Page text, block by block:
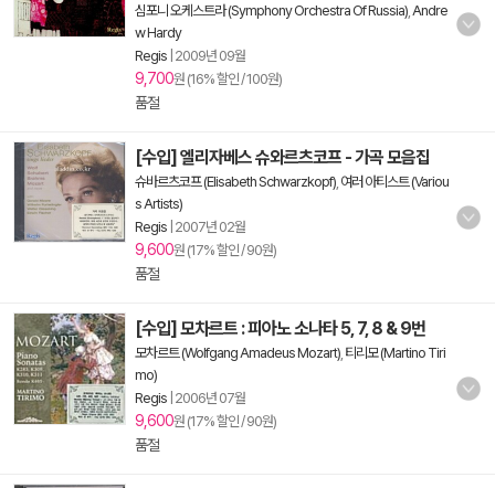
심포니 오케스트라 (Symphony Orchestra Of Russia) Andre
w Hardy
Regis 2009년 09월
9,700원 (16% 할인 / 100원)
품절
[수입] 엘리자베스 슈와르츠코프 - 가곡 모음집
슈바르츠코프 (Elisabeth Schwarzkopf) 여러 아티스트 (Variou
s Artists)
Regis 2007년 02월
9,600원 (17% 할인 / 90원)
품절
[수입] 모차르트 : 피아노 소나타 5, 7, 8 & 9번
모차르트 (Wolfgang Amadeus Mozart) 티리모 (Martino Tiri
mo)
Regis 2006년 07월
9,600원 (17% 할인 / 90원)
품절